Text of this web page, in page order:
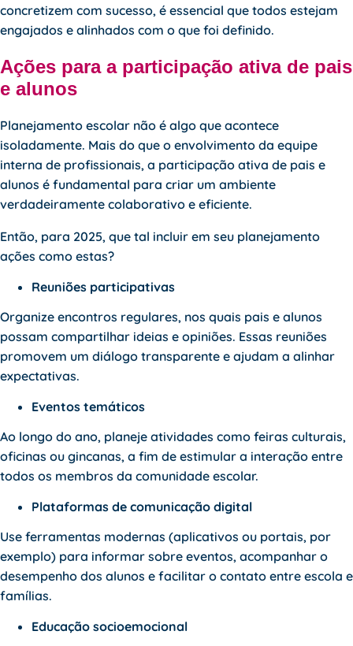
concretizem com sucesso, é essencial que todos estejam
engajados e alinhados com o que foi definido.
Ações para a participação ativa de pais
e alunos
Planejamento escolar não é algo que acontece
isoladamente. Mais do que o envolvimento da equipe
interna de profissionais, a participação ativa de pais e
alunos é fundamental para criar um ambiente
verdadeiramente colaborativo e eficiente.
Então, para 2025, que tal incluir em seu planejamento
ações como estas?
Reuniões participativas
Organize encontros regulares, nos quais pais e alunos
possam compartilhar ideias e opiniões. Essas reuniões
promovem um diálogo transparente e ajudam a alinhar
expectativas.
Eventos temáticos
Ao longo do ano, planeje atividades como feiras culturais,
oficinas ou gincanas, a fim de estimular a interação entre
todos os membros da comunidade escolar.
Plataformas de comunicação digital
Use ferramentas modernas (aplicativos ou portais, por
exemplo) para informar sobre eventos, acompanhar o
desempenho dos alunos e facilitar o contato entre escola e
famílias.
Educação socioemocional